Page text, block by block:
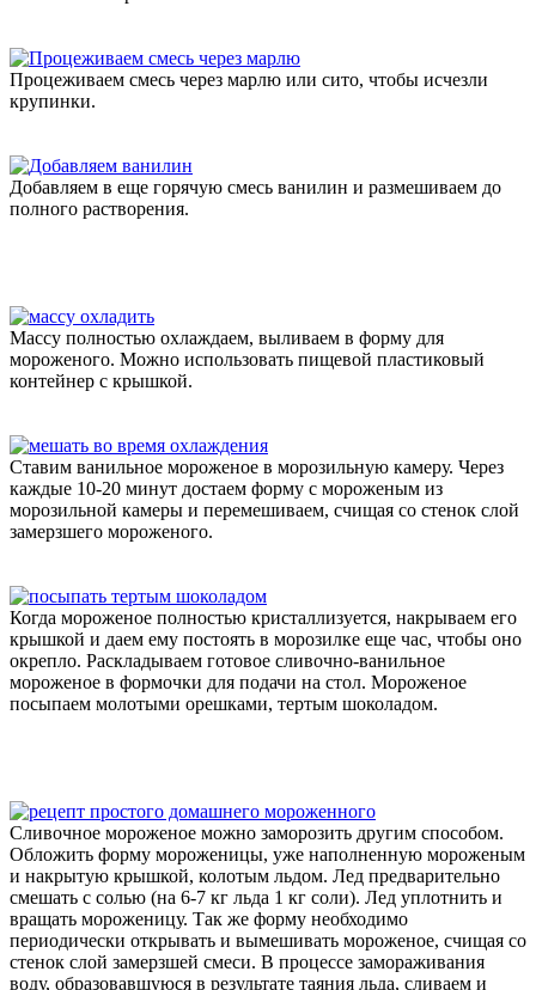
Процеживаем смесь через марлю или сито, чтобы исчезли
крупинки.
Добавляем в еще горячую смесь ванилин и размешиваем до
полного растворения.
Массу полностью охлаждаем, выливаем в форму для
мороженого. Можно использовать пищевой пластиковый
контейнер с крышкой.
Ставим ванильное мороженое в морозильную камеру. Через
каждые 10-20 минут достаем форму с мороженым из
морозильной камеры и перемешиваем, счищая со стенок слой
замерзшего мороженого.
Когда мороженое полностью кристаллизуется, накрываем его
крышкой и даем ему постоять в морозилке еще час, чтобы оно
окрепло. Раскладываем готовое сливочно-ванильное
мороженое в формочки для подачи на стол. Мороженое
посыпаем молотыми орешками, тертым шоколадом.
Сливочное мороженое можно заморозить другим способом.
Обложить форму мороженицы, уже наполненную мороженым
и накрытую крышкой, колотым льдом. Лед предварительно
смешать с солью (на 6-7 кг льда 1 кг соли). Лед уплотнить и
вращать мороженицу. Так же форму необходимо
периодически открывать и вымешивать мороженое, счищая со
стенок слой замерзшей смеси. В процессе замораживания
воду, образовавшуюся в результате таяния льда, сливаем и